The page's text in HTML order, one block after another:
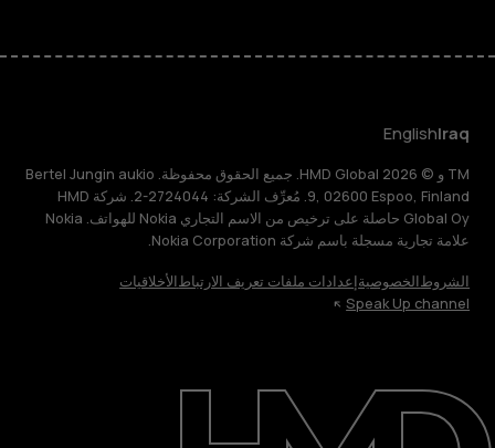
حول
Iraq
English
TM و © 2026 HMD Global. جميع الحقوق محفوظة. Bertel Jungin aukio
9, 02600 Espoo, Finland. مُعرِّف الشركة: 2724044-2. شركة HMD
Global Oy حاصلة على ترخيص من الاسم التجاري Nokia للهواتف. Nokia
علامة تجارية مسجلة باسم شركة Nokia Corporation.
الشروطالخصوصيةإعدادات ملفات تعريف الارتباطالأخلاقيات
Speak Up channel